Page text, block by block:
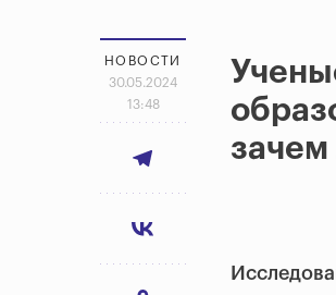
НОВОСТИ
30.05.2024
13:48